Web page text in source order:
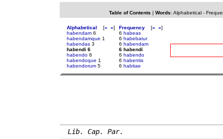
Table of Contents | Words: Alphabetical-
Alphabetical [« »]
habendam 6
habendamque 1
habendas 3
habendi 6
habendo 6
habendoque 1
habendorum 5
Frequency [« »]
6 habeas
6 habebatur
6 habendam
6 habendi
6 habendo
6 habentis
6 habitae
Lib. Cap. Par.